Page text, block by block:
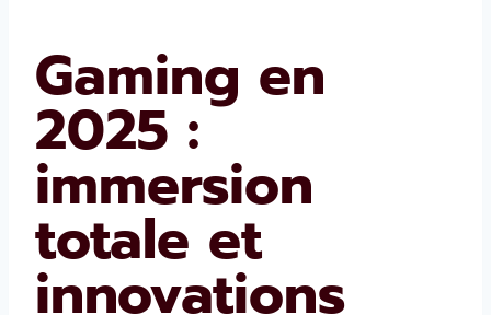
Gaming en
2025 :
immersion
totale et
innovations